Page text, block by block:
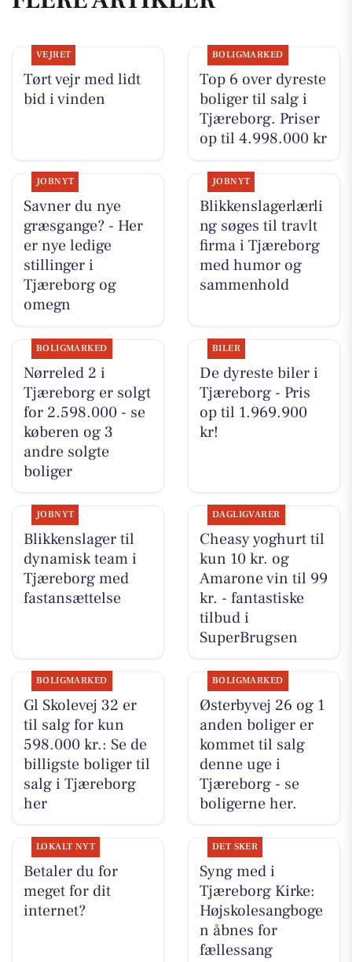
VEJRET
Tørt vejr med lidt
bid i vinden
BOLIGMARKED
Top 6 over dyreste
boliger til salg i
Tjæreborg. Priser
op til 4.998.000 kr
JOBNYT
Savner du nye
græsgange? - Her
er nye ledige
stillinger i
Tjæreborg og
omegn
JOBNYT
Blikkenslagerlærli
ng søges til travlt
firma i Tjæreborg
med humor og
sammenhold
BOLIGMARKED
Nørreled 2 i
Tjæreborg er solgt
for 2.598.000 - se
køberen og 3
andre solgte
boliger
BILER
De dyreste biler i
Tjæreborg - Pris
op til 1.969.900
kr!
JOBNYT
Blikkenslager til
dynamisk team i
Tjæreborg med
fastansættelse
DAGLIGVARER
Cheasy yoghurt til
kun 10 kr. og
Amarone vin til 99
kr. - fantastiske
tilbud i
SuperBrugsen
BOLIGMARKED
Gl Skolevej 32 er
til salg for kun
598.000 kr.: Se de
billigste boliger til
salg i Tjæreborg
her
BOLIGMARKED
Østerbyvej 26 og 1
anden boliger er
kommet til salg
denne uge i
Tjæreborg - se
boligerne her.
LOKALT NYT
Betaler du for
meget for dit
internet?
DET SKER
Syng med i
Tjæreborg Kirke:
Højskolesangboge
n åbnes for
fællessang